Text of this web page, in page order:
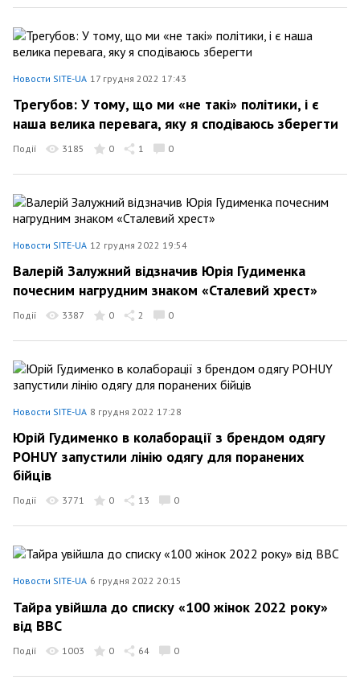
Новости SITE-UA 17 грудня 2022 17:43
Трегубов: У тому, що ми «не такі» політики, і є
наша велика перевага, яку я сподіваюсь зберегти
Події 3185 0 1 0
Новости SITE-UA 12 грудня 2022 19:54
Валерій Залужний відзначив Юрія Гудименка
почесним нагрудним знаком «Сталевий хрест»
Події 3387 0 2 0
Новости SITE-UA 8 грудня 2022 17:28
Юрій Гудименко в колаборації з брендом одягу
POHUY запустили лінію одягу для поранених
бійців
Події 3771 0 13 0
Новости SITE-UA 6 грудня 2022 20:15
Тайра увійшла до списку «100 жінок 2022 року»
від ВВС
Події 1003 0 64 0